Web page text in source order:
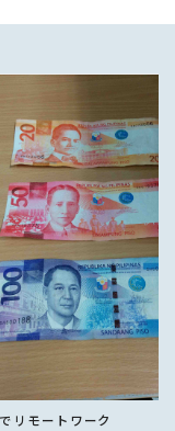
リモートワーク